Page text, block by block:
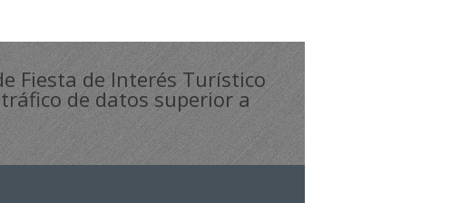
Fiesta de Interés Turístico
de datos superior a